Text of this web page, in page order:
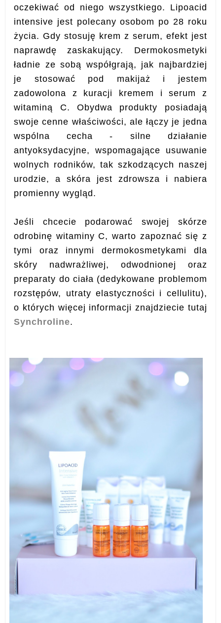
oczekiwać od niego wszystkiego. Lipoacid
intensive jest polecany osobom po 28 roku
życia. Gdy stosuję krem z serum, efekt jest
naprawdę zaskakujący. Dermokosmetyki
ładnie ze sobą współgrają, jak najbardziej
je stosować pod makijaż i jestem
zadowolona z kuracji kremem i serum z
witaminą C. Obydwa produkty posiadają
swoje cenne właściwości, ale łączy je jedna
wspólna cecha - silne działanie
antyoksydacyjne, wspomagające usuwanie
wolnych rodników, tak szkodzących naszej
urodzie, a skóra jest zdrowsza i nabiera
promienny wygląd.
Jeśli chcecie podarować swojej skórze
odrobinę witaminy C, warto zapoznać się z
tymi oraz innymi dermokosmetykami dla
skóry nadwrażliwej, odwodnionej oraz
preparaty do ciała (dedykowane problemom
rozstępów, utraty elastyczności i cellulitu),
o których więcej informacji znajdziecie tutaj
Synchroline.